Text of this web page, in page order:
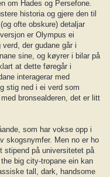
om Hades og Persefone.
historia og gjere den til
ofte obskure) detaljar
er Olympus ei
der gudane går i
sine, og køyrer i bilar på
at dette føregår i
interagerar med
stig ned i ei verd som
bronsealderen, det er litt
som har vokse opp i
skogsnymfer. Men no er ho
stipend på universitetet på
big city-tropane ein kan
tall, dark, handsome